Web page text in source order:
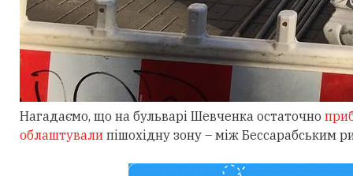
Нагадаємо, що на бульварі Шевченка остаточно
облаштували пішохідну зону – між Бессарабським